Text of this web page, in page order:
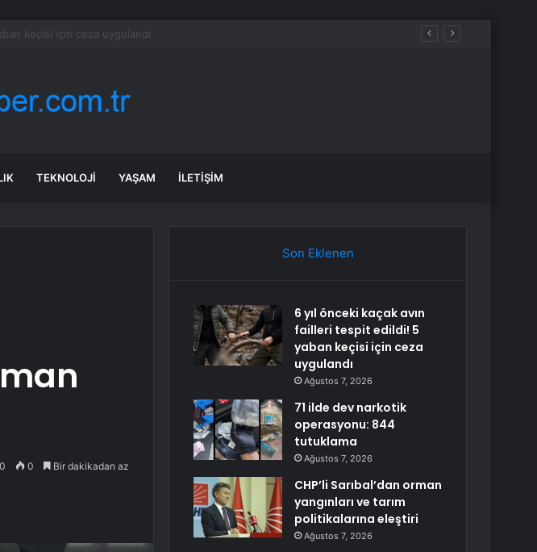
TEKNOLOJI YAŞAM İLETIŞIM
0 0 Bir dakikadan az
Son Eklenen
6 yıl önceki kaçak avın
failleri tespit edildi! 5
yaban keçisi için ceza
uygulandı
Ağustos 7, 2026
71 ilde dev narkotik
operasyonu: 844
tutuklama
Ağustos 7, 2026
CHP’li Sarıbal’dan orman
yangınları ve tarım
politikalarına eleştiri
Ağustos 7, 2026